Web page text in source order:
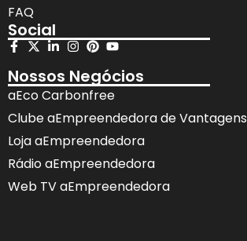
FAQ
Social
Nossos Negócios
aEco Carbonfree
Clube aEmpreendedora de Vantagens
Loja aEmpreendedora
Rádio aEmpreendedora
Web TV aEmpreendedora